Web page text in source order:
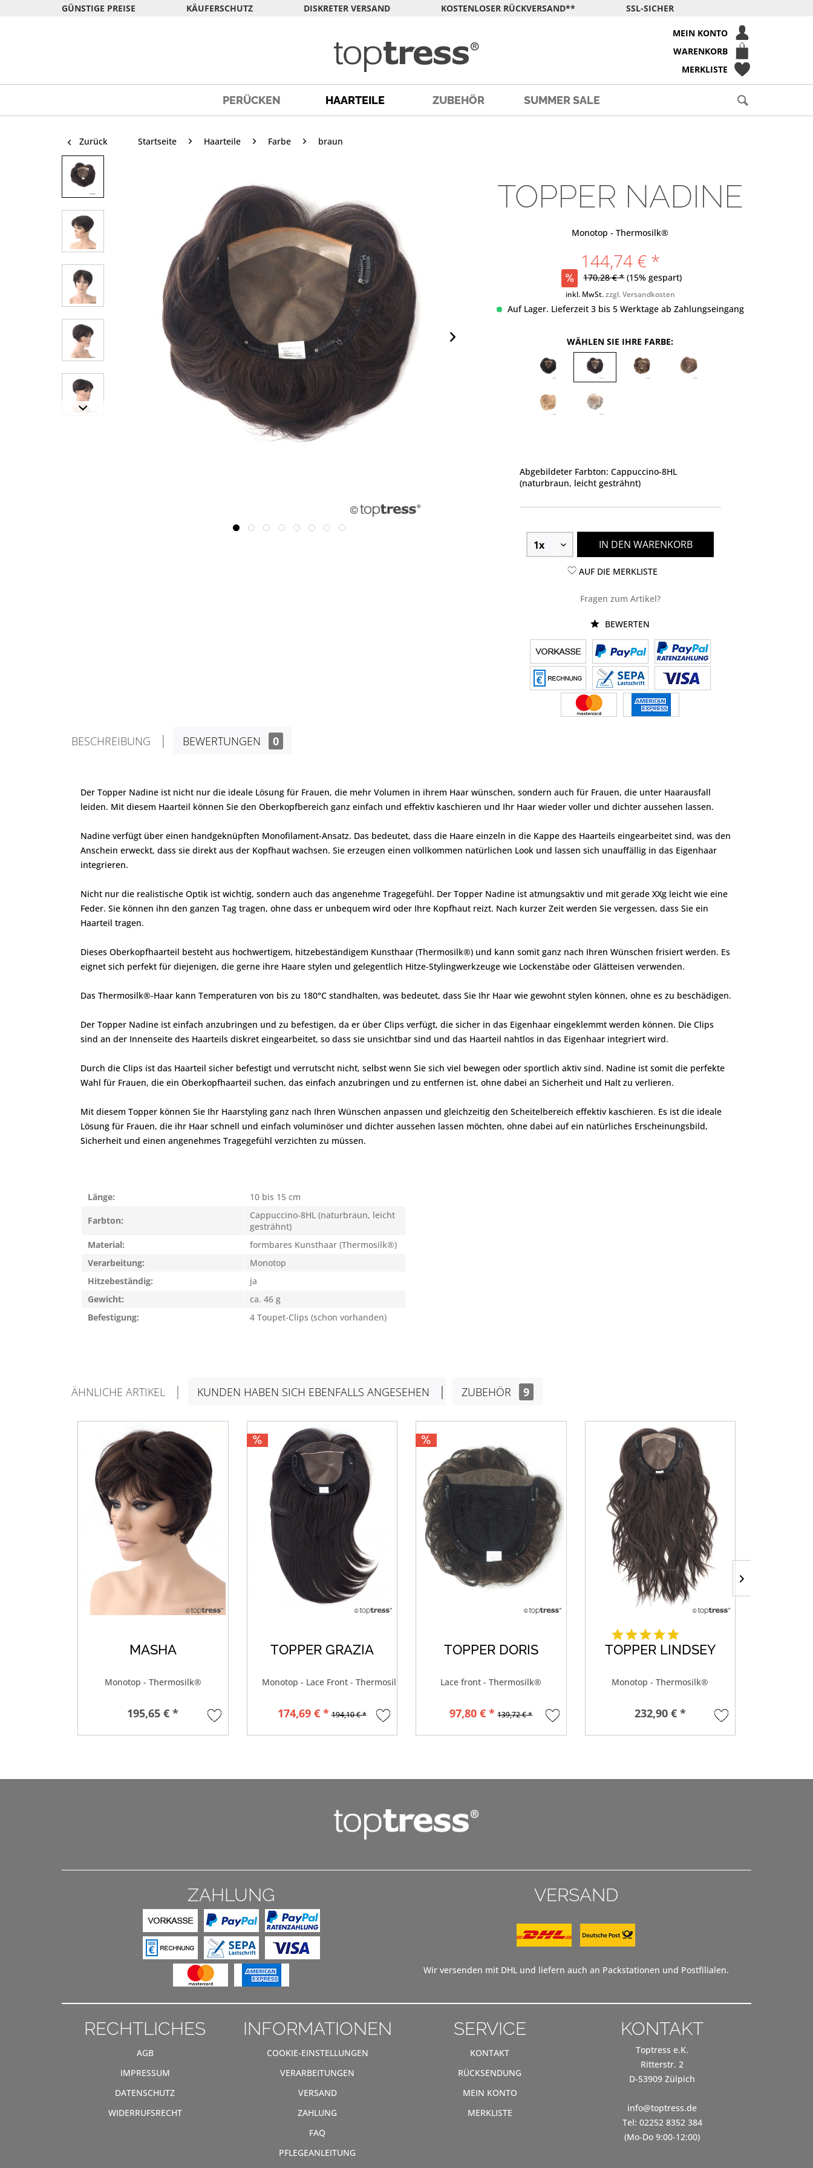
GÜNSTIGE PREISE KÄUFERSCHUTZ DISKRETER VERSAND KOSTENLOSER RÜCKVERSAND** SSL-SICHER
MEIN KONTO
WARENKORB
MERKLISTE
PERÜCKEN HAARTEILE ZUBEHÖR SUMMER SALE
Zurück Startseite Haarteile Farbe braun
TOPPER NADINE
Monotop - Thermosilk®
144,74 € *
170,28 € * (15% gespart)
inkl. MwSt.zzgl. Versandkosten
Auf Lager. Lieferzeit 3 bis 5 Werktage ab Zahlungseingang
WÄHLEN SIE IHRE FARBE:
Abgebildeter Farbton: Cappuccino-8HL
(naturbraun, leicht gesträhnt)
IN DEN WARENKORB
AUF DIE MERKLISTE
Fragen zum Artikel?
BEWERTEN
BESCHREIBUNG BEWERTUNGEN 0
Der Topper Nadine ist nicht nur die ideale Lösung für Frauen, die mehr Volumen in ihrem Haar wünschen, sondern auch für Frauen, die unter Haarausfall
leiden. Mit diesem Haarteil können Sie den Oberkopfbereich ganz einfach und effektiv kaschieren und Ihr Haar wieder voller und dichter aussehen lassen.
Nadine verfügt über einen handgeknüpften Monofilament-Ansatz. Das bedeutet, dass die Haare einzeln in die Kappe des Haarteils eingearbeitet sind, was den
Anschein erweckt, dass sie direkt aus der Kopfhaut wachsen. Sie erzeugen einen vollkommen natürlichen Look und lassen sich unauffällig in das Eigenhaar
integrieren.
Nicht nur die realistische Optik ist wichtig, sondern auch das angenehme Tragegefühl. Der Topper Nadine ist atmungsaktiv und mit gerade XXg leicht wie eine
Feder. Sie können ihn den ganzen Tag tragen, ohne dass er unbequem wird oder Ihre Kopfhaut reizt. Nach kurzer Zeit werden Sie vergessen, dass Sie ein
Haarteil tragen.
Dieses Oberkopfhaarteil besteht aus hochwertigem, hitzebeständigem Kunsthaar (Thermosilk®) und kann somit ganz nach Ihren Wünschen frisiert werden. Es
eignet sich perfekt für diejenigen, die gerne ihre Haare stylen und gelegentlich Hitze-Stylingwerkzeuge wie Lockenstäbe oder Glätteisen verwenden.
Das Thermosilk®-Haar kann Temperaturen von bis zu 180°C standhalten, was bedeutet, dass Sie Ihr Haar wie gewohnt stylen können, ohne es zu beschädigen.
Der Topper Nadine ist einfach anzubringen und zu befestigen, da er über Clips verfügt, die sicher in das Eigenhaar eingeklemmt werden können. Die Clips
sind an der Innenseite des Haarteils diskret eingearbeitet, so dass sie unsichtbar sind und das Haarteil nahtlos in das Eigenhaar integriert wird.
Durch die Clips ist das Haarteil sicher befestigt und verrutscht nicht, selbst wenn Sie sich viel bewegen oder sportlich aktiv sind. Nadine ist somit die perfekte
Wahl für Frauen, die ein Oberkopfhaarteil suchen, das einfach anzubringen und zu entfernen ist, ohne dabei an Sicherheit und Halt zu verlieren.
Mit diesem Topper können Sie Ihr Haarstyling ganz nach Ihren Wünschen anpassen und gleichzeitig den Scheitelbereich effektiv kaschieren. Es ist die ideale
Lösung für Frauen, die ihr Haar schnell und einfach voluminöser und dichter aussehen lassen möchten, ohne dabei auf ein natürliches Erscheinungsbild,
Sicherheit und einen angenehmes Tragegefühl verzichten zu müssen.
Länge: 10 bis 15 cm
Farbton:
Cappuccino-8HL (naturbraun, leicht
gesträhnt)
Material:
formbares Kunsthaar (Thermosilk®)
Verarbeitung:
Monotop
Hitzebeständig:
ja
Gewicht:
ca. 46 g
Befestigung:
4 Toupet-Clips (schon vorhanden)
ÄHNLICHE ARTIKEL KUNDEN HABEN SICH EBENFALLS ANGESEHEN ZUBEHÖR 9
MASHA
Monotop - Thermosilk®
195,65 € *
TOPPER GRAZIA
Monotop - Lace Front - Thermosilk®
174,69 € * 194,10 € *
TOPPER DORIS
Lace front - Thermosilk®
97,80 € * 139,72 € *
TOPPER LINDSEY
Monotop - Thermosilk®
232,90 € *
ZAHLUNG VERSAND
Wir versenden mit DHL und liefern auch an Packstationen und Postfilialen.
RECHTLICHES
AGB
IMPRESSUM
DATENSCHUTZ
WIDERRUFSRECHT
INFORMATIONEN
COOKIE-EINSTELLUNGEN
VERARBEITUNGEN
VERSAND
ZAHLUNG
FAQ
PFLEGEANLEITUNG
SERVICE
KONTAKT
RÜCKSENDUNG
MEIN KONTO
MERKLISTE
KONTAKT
Toptress e.K.
Ritterstr. 2
D-53909 Zülpich
info@toptress.de
Tel: 02252 8352 384
(Mo-Do 9:00-12:00)